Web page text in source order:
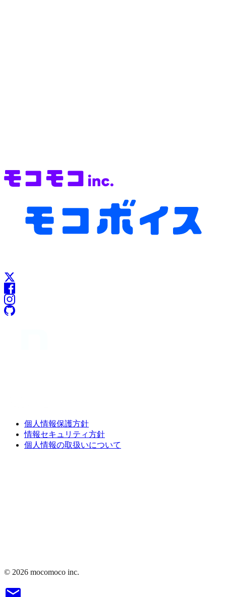
個人情報保護方針
情報セキュリティ方針
個人情報の取扱いについて
© 2026 mocomoco inc.